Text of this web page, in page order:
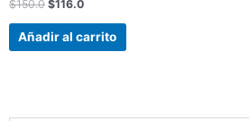
$150.0 $116.0
Añadir al carrito